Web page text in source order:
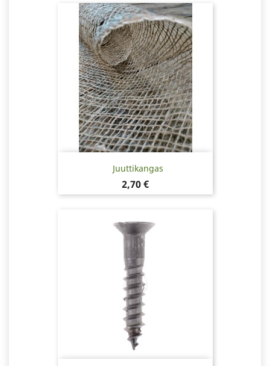
Juuttikangas
Hinta
2,70 €